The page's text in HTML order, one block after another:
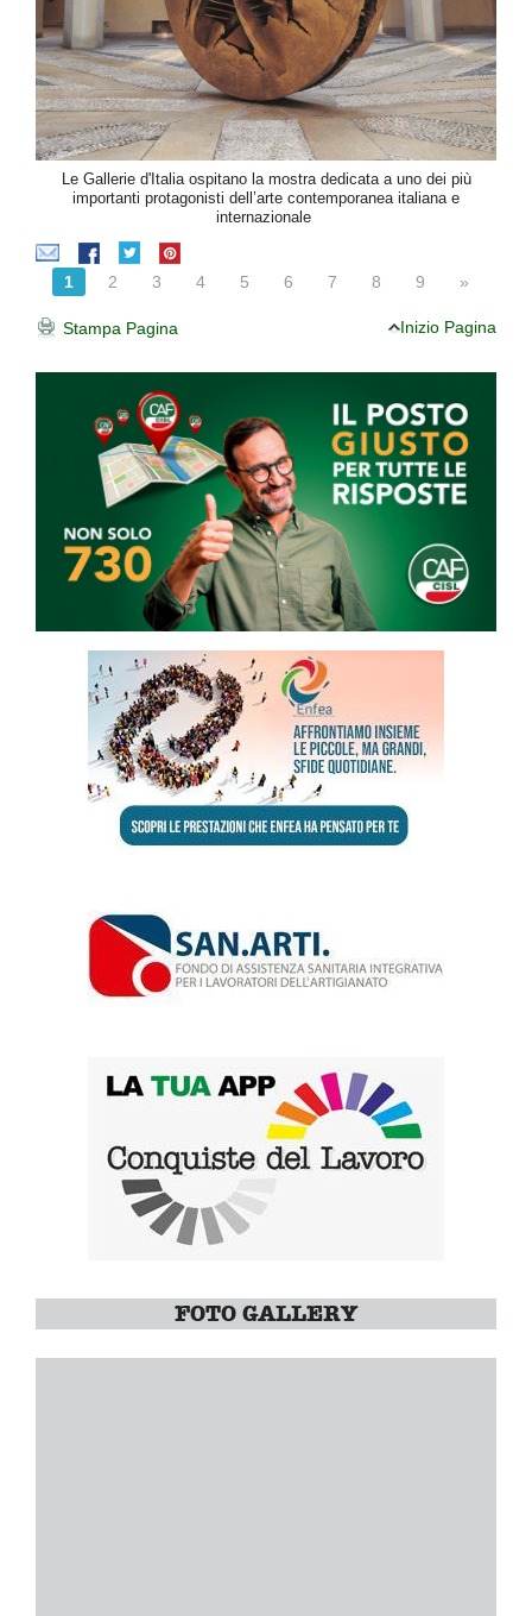
Le Gallerie d'Italia ospitano la mostra dedicata a uno dei più
importanti protagonisti dell’arte contemporanea italiana e
internazionale
1 2 3 4 5 6 7 8 9 »
Stampa Pagina Inizio Pagina
FOTO GALLERY